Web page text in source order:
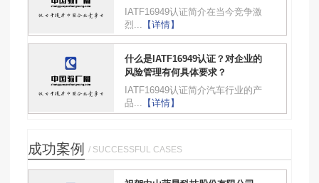
IATF16949认证简介在当今竞争激
烈...
【详情】
什么是IATF16949认证？对企业的
风险管理有何具体要求？
IATF16949认证简介汽车行业的产
品...
【详情】
成功案例 / SUCCESSFUL CASES